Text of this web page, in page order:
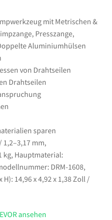
mit Metrischen &
Presszange,
Aluminiumhülsen
von Drahtseilen
Drahtseilen
sparen
mm,
kg, Hauptmaterial:
DRM-1608,
14,96 x 4,92 x 1,38 Zoll /
ansehen